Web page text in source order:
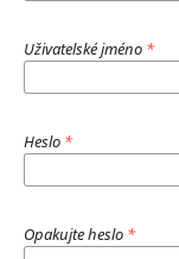
Uživatelské jméno *
Heslo *
Opakujte heslo *